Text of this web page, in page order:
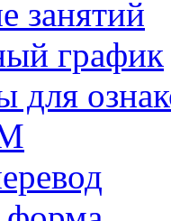
занятий
график
для